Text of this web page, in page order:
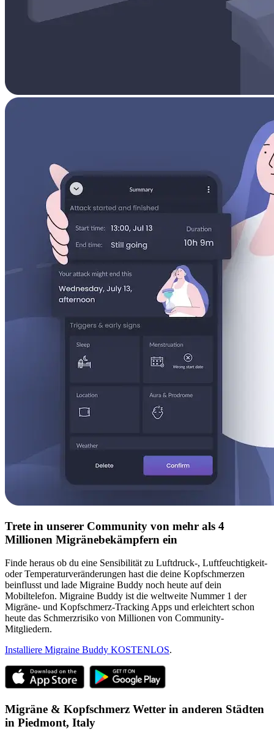
Trete in unserer Community von mehr als 4
Millionen Migränebekämpfern ein
Finde heraus ob du eine Sensibilität zu Luftdruck-, Luftfeuchtigkeit-
oder Temperaturveränderungen hast die deine Kopfschmerzen
beinflusst und lade Migraine Buddy noch heute auf dein
Mobiltelefon. Migraine Buddy ist die weltweite Nummer 1 der
Migräne- und Kopfschmerz-Tracking Apps und erleichtert schon
heute das Schmerzrisiko von Millionen von Community-
Mitgliedern.
Installiere Migraine Buddy KOSTENLOS.
Migräne & Kopfschmerz Wetter in anderen Städten
in Piedmont, Italy